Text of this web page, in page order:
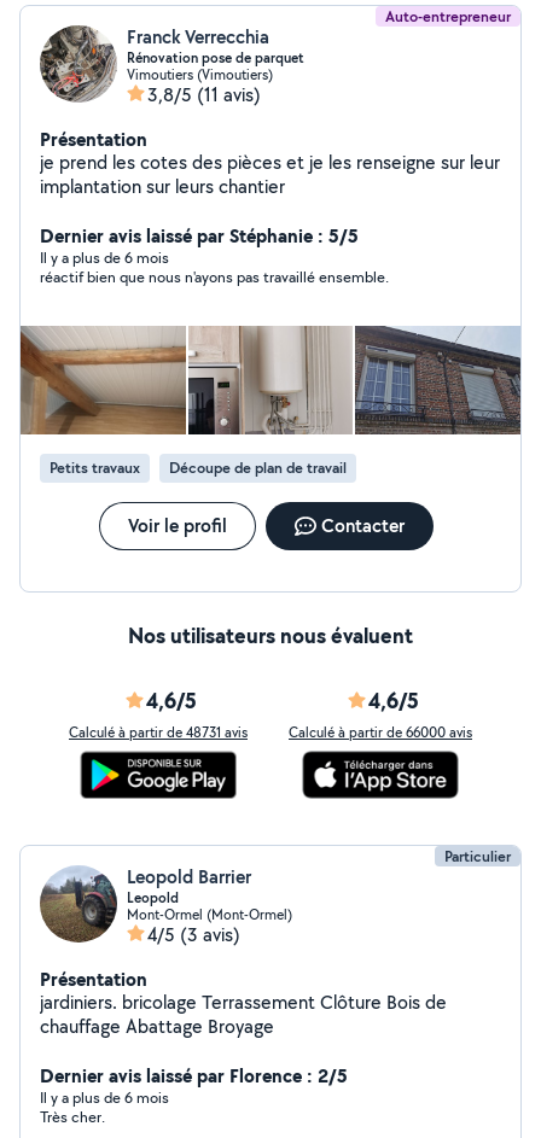
Auto-entrepreneur
Franck Verrecchia
Rénovation pose de parquet
Vimoutiers (Vimoutiers)
3,8/5 (11 avis)
Présentation
je prend les cotes des pièces et je les renseigne sur leur
implantation sur leurs chantier
Dernier avis laissé par Stéphanie : 5/5
Il y a plus de 6 mois
réactif bien que nous n'ayons pas travaillé ensemble.
Petits travaux Découpe de plan de travail
Voir le profil Contacter
Nos utilisateurs nous évaluent
4,6/5
Calculé à partir de 48731 avis
4,6/5
Calculé à partir de 66000 avis
Particulier
Leopold Barrier
Leopold
Mont-Ormel (Mont-Ormel)
4/5 (3 avis)
Présentation
jardiniers. bricolage Terrassement Clôture Bois de
chauffage Abattage Broyage
Dernier avis laissé par Florence : 2/5
Il y a plus de 6 mois
Très cher.